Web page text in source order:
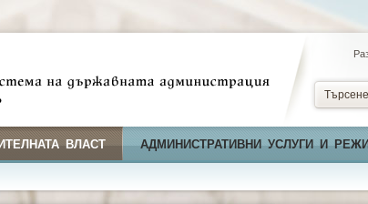
ВЛАСТ АДМИНИСТРАТИВНИ УСЛУГИ И